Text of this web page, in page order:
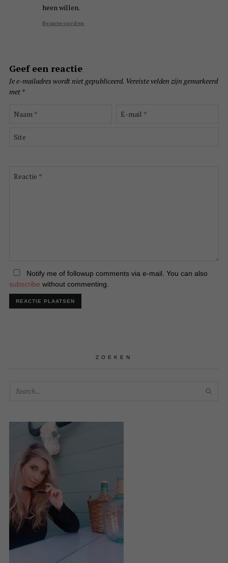
heen willen.
Beantwoorden
Geef een reactie
Je e-mailadres wordt niet gepubliceerd. Vereiste velden zijn gemarkeerd
met *
Notify me of followup comments via e-mail. You can also
subscribe without commenting.
ZOEKEN